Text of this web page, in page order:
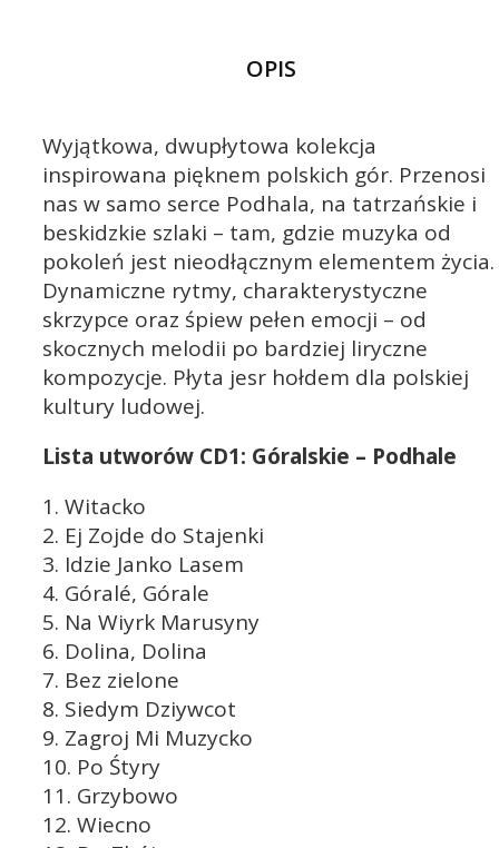
OPIS
Wyjątkowa, dwupłytowa kolekcja
inspirowana pięknem polskich gór. Przenosi
nas w samo serce Podhala, na tatrzańskie i
beskidzkie szlaki – tam, gdzie muzyka od
pokoleń jest nieodłącznym elementem życia.
Dynamiczne rytmy, charakterystyczne
skrzypce oraz śpiew pełen emocji – od
skocznych melodii po bardziej liryczne
kompozycje. Płyta jesr hołdem dla polskiej
kultury ludowej.
Lista utworów CD1: Góralskie – Podhale
1. Witacko
2. Ej Zojde do Stajenki
3. Idzie Janko Lasem
4. Góralé, Górale
5. Na Wiyrk Marusyny
6. Dolina, Dolina
7. Bez zielone
8. Siedym Dziywcot
9. Zagroj Mi Muzycko
10. Po Śtyry
11. Grzybowo
12. Wiecno